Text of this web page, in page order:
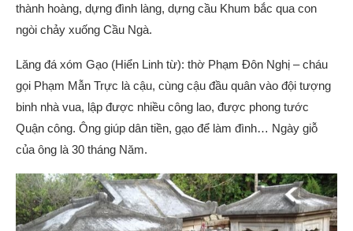
thành hoàng, dựng đình làng, dựng cầu Khum bắc qua con
ngòi chảy xuống Cầu Ngà.
Lăng đá xóm Gạo (Hiển Linh từ): thờ Phạm Đôn Nghị – cháu
gọi Phạm Mẫn Trực là cậu, cùng cậu đầu quân vào đội tượng
binh nhà vua, lập được nhiều công lao, được phong tước
Quận công. Ông giúp dân tiền, gạo để làm đình… Ngày giỗ
của ông là 30 tháng Năm.